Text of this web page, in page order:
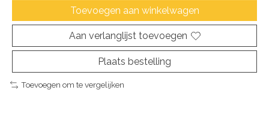
Toevoegen aan winkelwagen
Aan verlanglijst toevoegen
Plaats bestelling
Toevoegen om te vergelijken